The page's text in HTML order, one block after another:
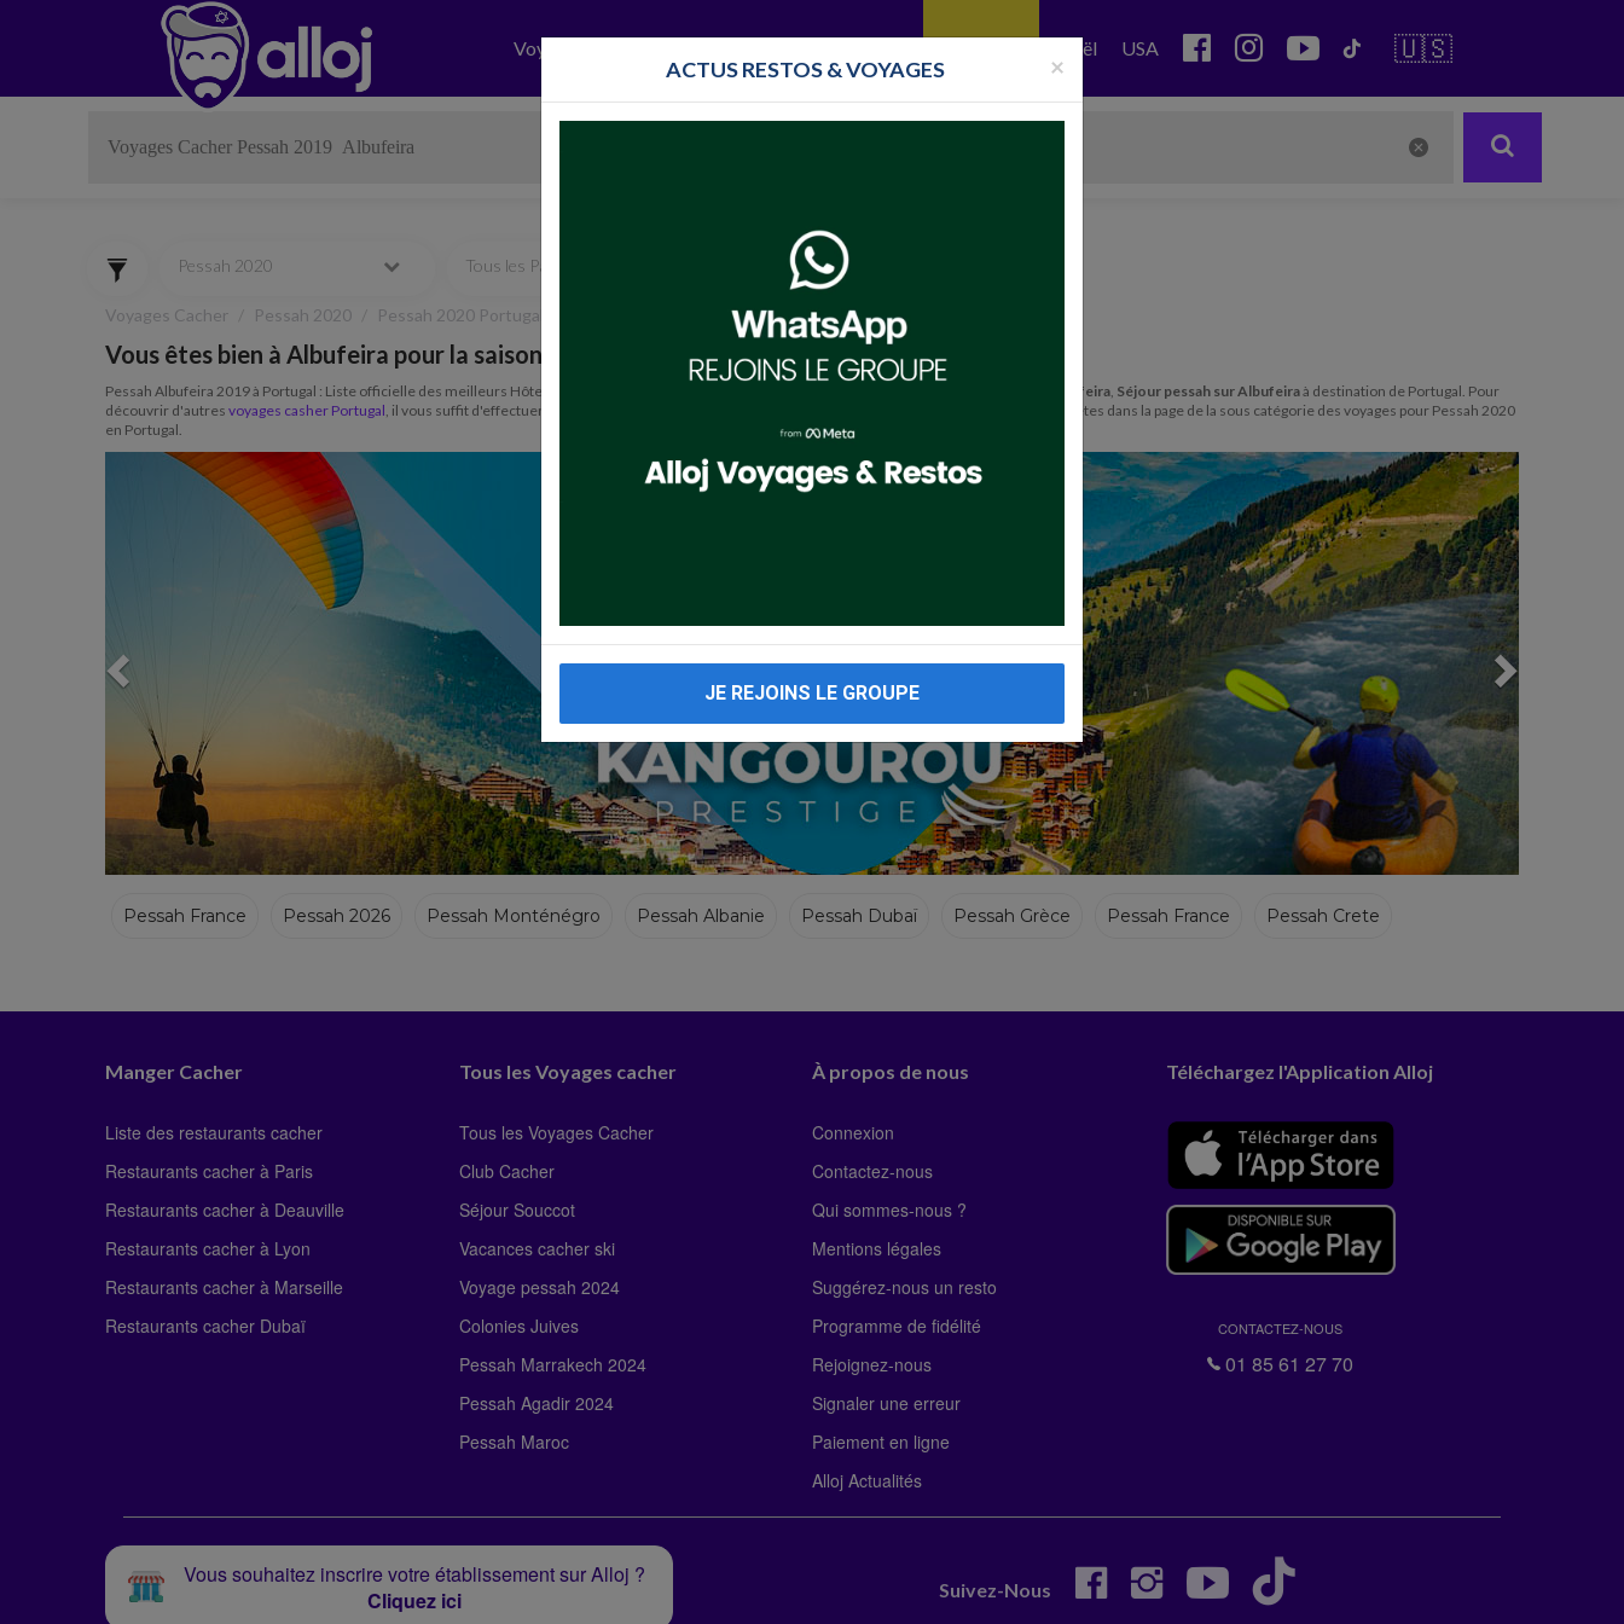
Voyages Israël USA 🇺🇸
Pessah 2020 Tous les Pays Toutes les surveillances
Voyages Cacher Pessah 2020 Pessah 2020 Portugal Pessah 2020 Albufeira
Vous êtes bien à Albufeira pour la saison des voyages pour Pessah 2019 à Albufeira
Pessah Albufeira 2019 à Portugal : Liste officielle des meilleurs Hôtels pour voyages pessah Albufeira, Séjour pessah sur Albufeiraà destination de Portugal. Pour
découvrir d'autres voyages casher Portugal, il vous suffit d'effectuer votre recherche sur la navigation ou dans le moteur de recherche ci-dessus. Vous êtes dans la page de la sous catégorie des voyages pour Pessah 2020
en Portugal.
Previous Next
Pessah France Pessah 2026 Pessah Monténégro Pessah Albanie Pessah Dubaï Pessah Grèce Pessah France Pessah Crete
Manger Cacher
Liste des restaurants cacher
Restaurants cacher à Paris
Restaurants cacher à Deauville
Restaurants cacher à Lyon
Restaurants cacher à Marseille
Restaurants cacher Dubaï
Tous les Voyages cacher
Tous les Voyages Cacher
Club Cacher
Séjour Souccot
Vacances cacher ski
Voyage pessah 2024
Colonies Juives
Pessah Marrakech 2024
Pessah Agadir 2024
Pessah Maroc
À propos de nous
Connexion
Contactez-nous
Qui sommes-nous ?
Mentions légales
Suggérez-nous un resto
Programme de fidélité
Rejoignez-nous
Signaler une erreur
Paiement en ligne
Alloj Actualités
Téléchargez l'Application Alloj
CONTACTEZ-NOUS
01 85 61 27 70
Vous souhaitez inscrire votre établissement sur Alloj ?
Cliquez ici
Suivez-Nous
×
ACTUS RESTOS & VOYAGES
JE REJOINS LE GROUPE